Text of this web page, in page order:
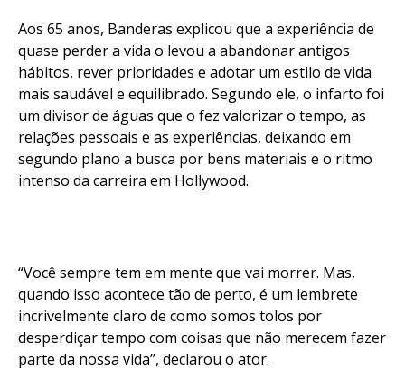
Aos 65 anos, Banderas explicou que a experiência de
quase perder a vida o levou a abandonar antigos
hábitos, rever prioridades e adotar um estilo de vida
mais saudável e equilibrado. Segundo ele, o infarto foi
um divisor de águas que o fez valorizar o tempo, as
relações pessoais e as experiências, deixando em
segundo plano a busca por bens materiais e o ritmo
intenso da carreira em Hollywood.
“Você sempre tem em mente que vai morrer. Mas,
quando isso acontece tão de perto, é um lembrete
incrivelmente claro de como somos tolos por
desperdiçar tempo com coisas que não merecem fazer
parte da nossa vida”, declarou o ator.